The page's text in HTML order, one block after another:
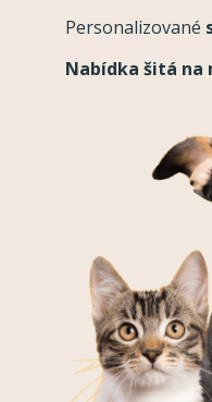
Personalizované
Nabídka šitá na